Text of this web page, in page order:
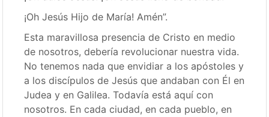
¡Oh Jesús Hijo de María! Amén”.
Esta maravillosa presencia de Cristo en medio
de nosotros, debería revolucionar nuestra vida.
No tenemos nada que envidiar a los apóstoles y
a los discípulos de Jesús que andaban con Él en
Judea y en Galilea. Todavía está aquí con
nosotros. En cada ciudad, en cada pueblo, en